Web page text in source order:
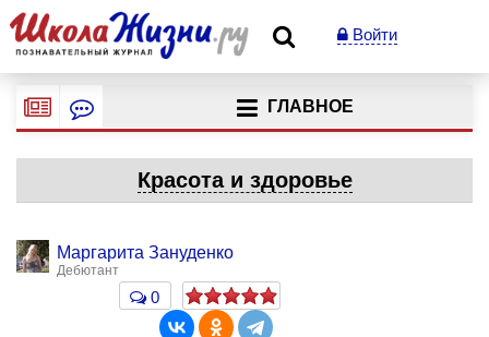
Войти
ГЛАВНОЕ
Красота и здоровье
Маргарита Зануденко
Дебютант
0